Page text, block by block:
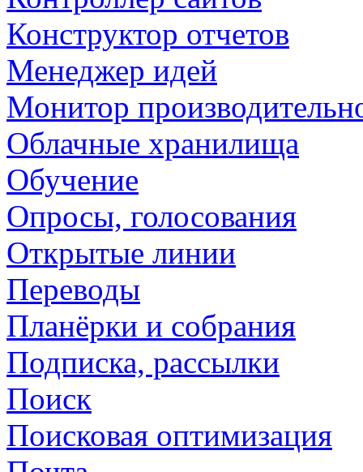
Конструктор отчетов
Менеджер идей
Монитор
Облачные хранилища
Обучение
Опросы, голосования
Открытые линии
Переводы
Планёрки и собрания
Подписка, рассылки
Поиск
Поисковая оптимизация